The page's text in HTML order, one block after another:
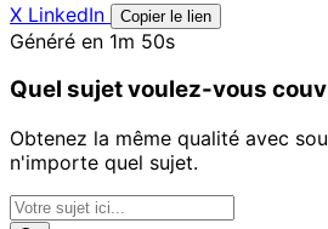
X LinkedIn Copier le lien
Généré en 1m 50s
Quel sujet voulez-vous
Obtenez la même qualité avec
n'importe quel sujet.